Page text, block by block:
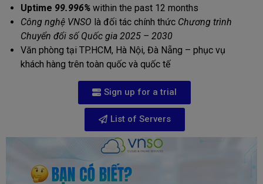
Uptime 99.996% within the past 12 months
Công nghệ VNSO là đối tác chính thức Chương trình
Chuyển đổi số Quốc gia 2025 – 2030
Văn phòng tại TP.HCM, Hà Nội, Đà Nẵng – phục vụ
khách hàng trên toàn quốc và quốc tế
Sign up for a trial
List of Servers